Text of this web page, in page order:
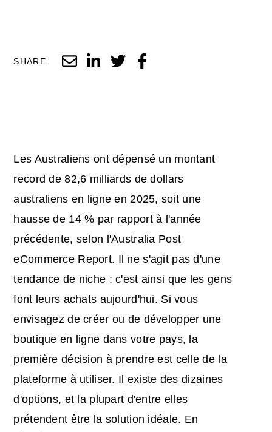
SHARE
Les Australiens ont dépensé un montant
record de 82,6 milliards de dollars
australiens en ligne en 2025, soit une
hausse de 14 % par rapport à l'année
précédente, selon l'Australia Post
eCommerce Report. Il ne s'agit pas d'une
tendance de niche : c'est ainsi que les gens
font leurs achats aujourd'hui. Si vous
envisagez de créer ou de développer une
boutique en ligne dans votre pays, la
première décision à prendre est celle de la
plateforme à utiliser. Il existe des dizaines
d'options, et la plupart d'entre elles
prétendent être la solution idéale. En